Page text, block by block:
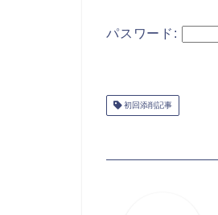
パスワード:
初回添削記事